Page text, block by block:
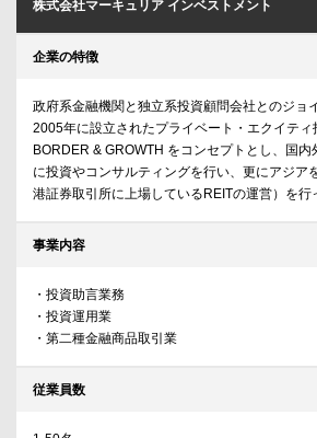
株式会社マーキュリア インベストメント
企業の特徴
政府系金融機関と独立系投資顧問会社とのジョ
2005年に設立されたプライベート・エクイテ
BORDER & GROWTH をコンセプトとし、国
に投資やコンサルティングを行い、更にアジア
港証券取引所に上場しているREITの運営）を行
事業内容
・投資助言業務
・投資運用業
・第二種金融商品取引業
従業員数